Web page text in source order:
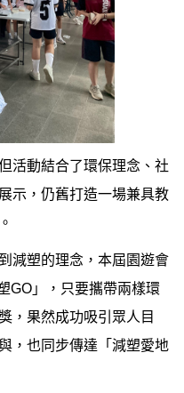
動結合了環保理念、社
示，仍舊打造一場兼具教
塑的理念，本屆園遊會
GO」，只要攜帶兩樣環
，果然成功吸引眾人目
，也同步傳達「減塑愛地